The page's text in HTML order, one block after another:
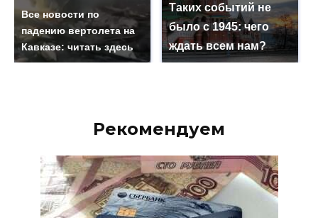
Все новости по
падению вертолета на
Кавказе: читать здесь
Таких событий не
было с 1945: чего
ждать всем нам?
Рекомендуем